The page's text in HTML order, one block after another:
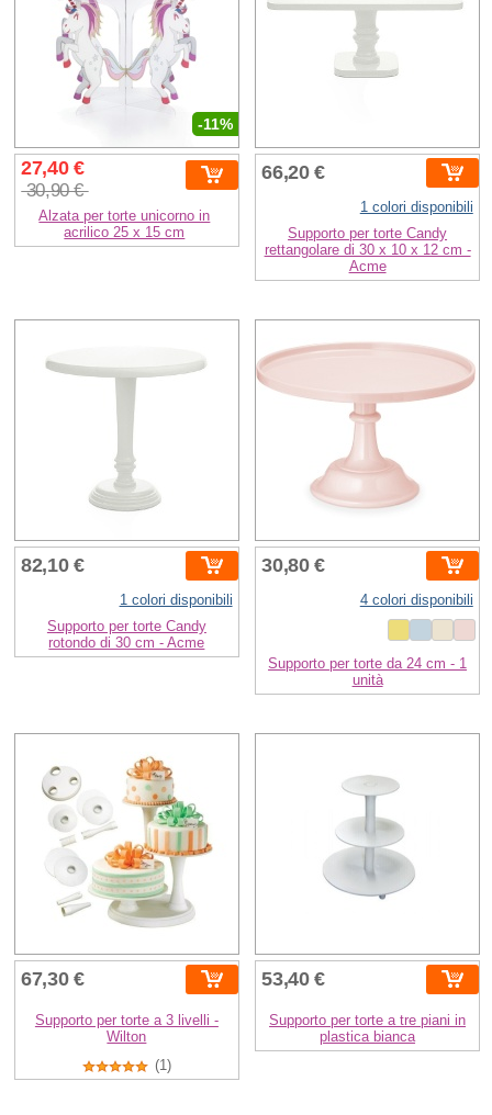
-11%
27,40 €
30,90 €
Alzata per torte unicorno in
acrilico 25 x 15 cm
66,20 €
1 colori disponibili
Supporto per torte Candy
rettangolare di 30 x 10 x 12 cm -
Acme
82,10 €
1 colori disponibili
Supporto per torte Candy
rotondo di 30 cm - Acme
30,80 €
4 colori disponibili
Supporto per torte da 24 cm - 1
unità
67,30 €
Supporto per torte a 3 livelli -
Wilton
(1)
53,40 €
Supporto per torte a tre piani in
plastica bianca